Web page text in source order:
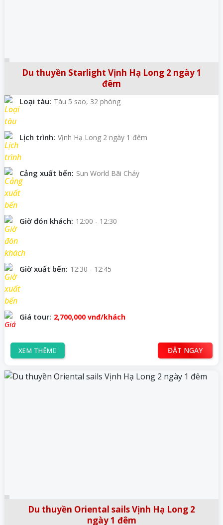
Du thuyền Starlight Vịnh Hạ Long 2 ngày 1
đêm
Loại tàu: Tàu 5 sao, 32 phòng
Lịch trình: Vịnh Hạ Long 2 ngày 1 đêm
Cảng xuất bến: Sun World Bãi Cháy
Giờ đón khách: 12:00 - 12:30
Giờ xuất bến: 12:30 - 12:45
Giá tour: 2,700,000 vnđ/khách
XEM THÊM ĐẶT NGAY
Du thuyền Oriental sails Vịnh Hạ Long 2
ngày 1 đêm